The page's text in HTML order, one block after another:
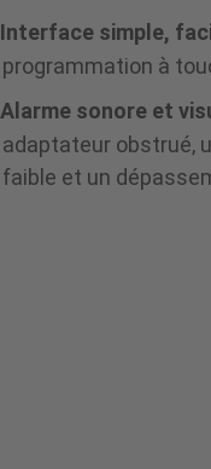
Interface simple,
programmation à
Alarme sonore et
adaptateur obstrué,
faible et un